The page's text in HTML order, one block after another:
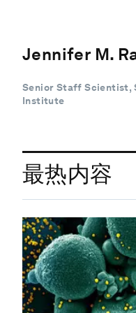
Jennifer M.
Senior Staff Scientist,
Institute
最热内容